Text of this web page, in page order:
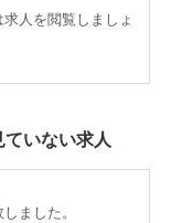
人を閲覧しましょ
いない求人
ました。